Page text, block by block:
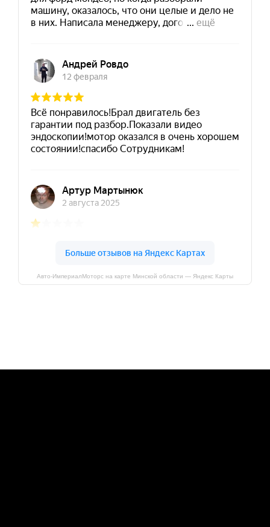
Авто-ИмпериалМоторс на карте Минской области — Яндекс Карты